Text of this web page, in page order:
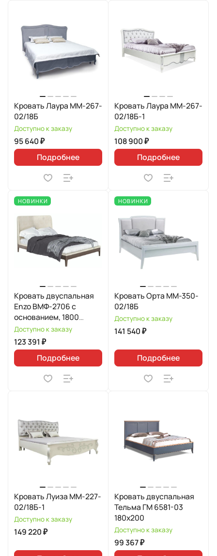
Кровать Лаура ММ-267-
02/18Б
Доступно к заказу
95 640 ₽
Подробнее
Кровать Лаура ММ-267-
02/18Б-1
Доступно к заказу
108 900 ₽
Подробнее
НОВИНКИ
Кровать двуспальная
Enzo ВМФ-2706 с
основанием, 1800
Avelina 9534
Доступно к заказу
123 391 ₽
Подробнее
НОВИНКИ
Кровать Орта ММ-350-
02/18Б
Доступно к заказу
141 540 ₽
Подробнее
Кровать Луиза MM-227-
02/18Б-1
Доступно к заказу
149 220 ₽
Кровать двуспальная
Тельма ГМ 6581-03
180х200
Доступно к заказу
99 367 ₽